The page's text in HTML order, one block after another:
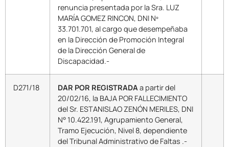
renuncia presentada por la Sra. LUZ
MARÍA GOMEZ RINCON, DNI Nº
33.701.701, al cargo que desempeñaba
en la Dirección de Promoción Integral
de la Dirección General de
Discapacidad.-
D271/18 DAR POR REGISTRADAa partir del
20/02/16, la BAJA POR FALLECIMIENTO
del Sr. ESTANISLAO ZENÓN MERILES, DNI
N° 10.422.191, Agrupamiento General,
Tramo Ejecución, Nivel 8, dependiente
del Tribunal Administrativo de Faltas .-